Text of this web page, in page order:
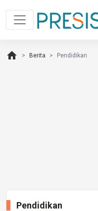
home Berita Pendidikan
Pendidikan